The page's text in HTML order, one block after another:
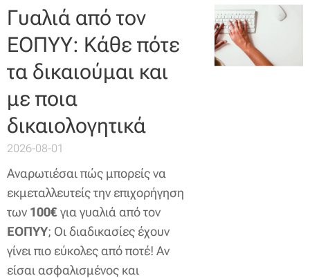
Γυαλιά από τον
ΕΟΠΥΥ: Κάθε πότε
τα δικαιούμαι και
με ποια
δικαιολογητικά
2026-08-01
Αναρωτιέσαι πώς μπορείς να
εκμεταλλευτείς την επιχορήγηση
των 100€για γυαλιά από τον
ΕΟΠΥΥ; Οι διαδικασίες έχουν
γίνει πιο εύκολες από ποτέ! Αν
είσαι ασφαλισμένος και